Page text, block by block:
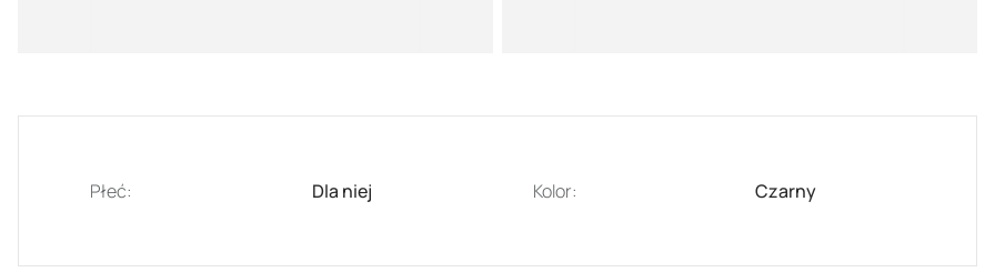
Płeć: Dla niej Kolor: Czarny